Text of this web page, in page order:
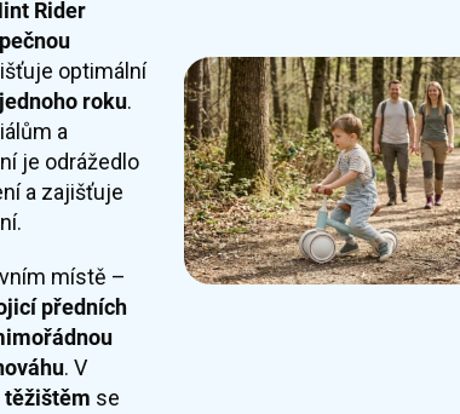
Rider
optimální
roku.
a
je odrážedlo
a zajišťuje
místě –
předních
. V
těžištěm se